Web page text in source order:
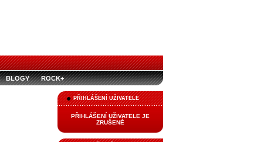
BLOGY ROCK+
PŘIHLÁŠENÍ UŽIVATELE
PŘIHLÁŠENÍ UŽIVATELE JE
ZRUŠENÉ